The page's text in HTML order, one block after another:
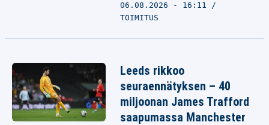
06.08.2026 - 16:11
TOIMITUS
Leeds rikkoo
seuraennätyksen – 40
miljoonan James Trafford
saapumassa Manchester